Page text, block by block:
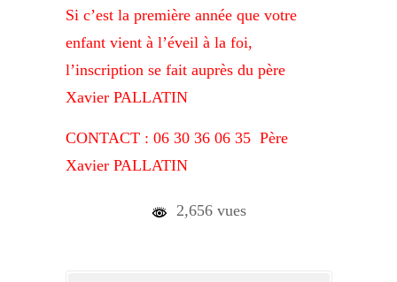
Si c’est la première année que votre
enfant vient à l’éveil à la foi,
l’inscription se fait auprès du père
Xavier PALLATIN
CONTACT : 06 30 36 06 35 Père
Xavier PALLATIN
2,656 vues